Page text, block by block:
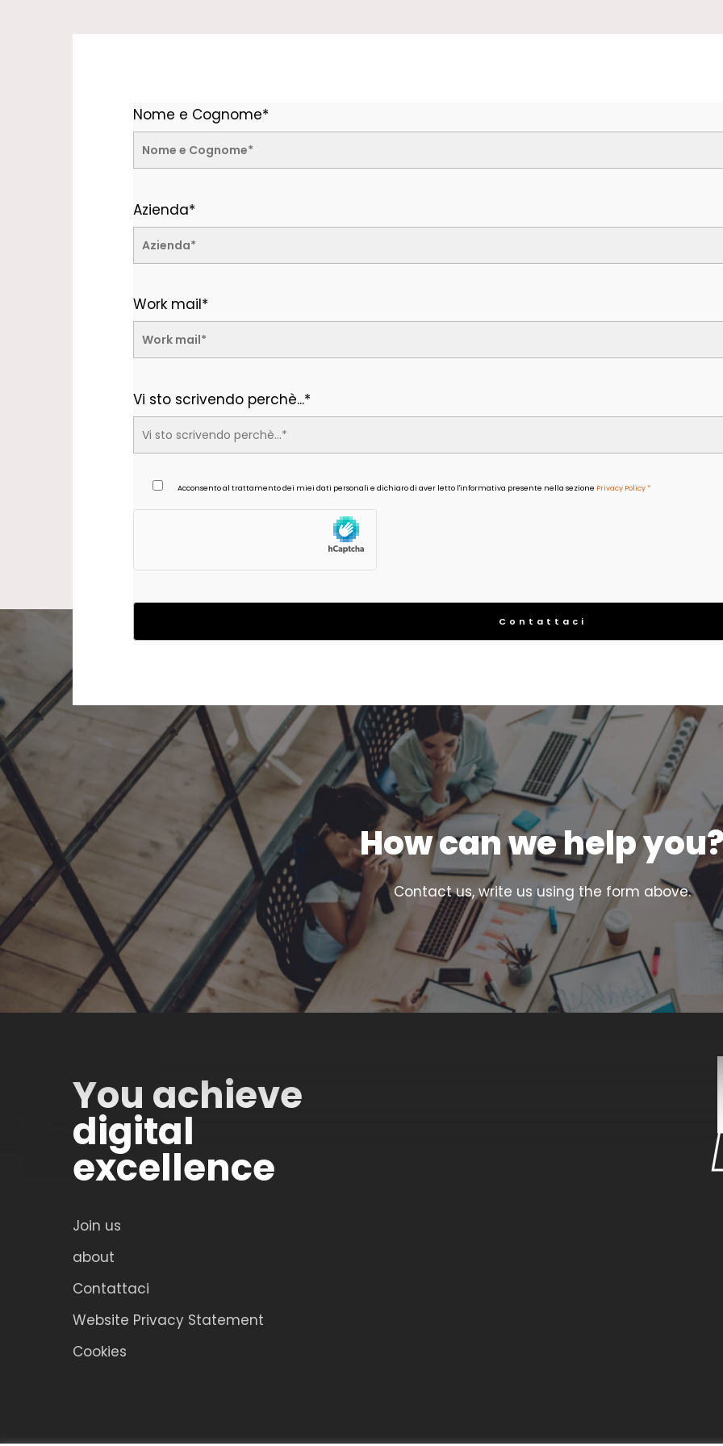
Nome e Cognome*
Azienda*
Work mail*
Vi sto scrivendo perchè...*
Acconsento al trattamento dei miei dati personali e dichiaro di aver letto l'informativa presente nella sezione Privacy Policy *
How can we help
Contact us, write us using the form above.
You achieve
digital
excellence
Join us
about
Contattaci
Website Privacy Statement
Cookies